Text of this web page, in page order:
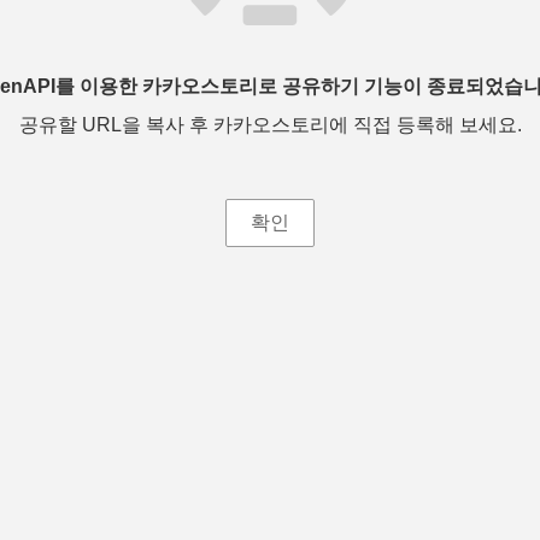
를 이용한 카카오스토리로 공유하기 기능이 종료되었습
공유할 URL을 복사 후 카카오스토리에 직접 등록해 보세요.
확인